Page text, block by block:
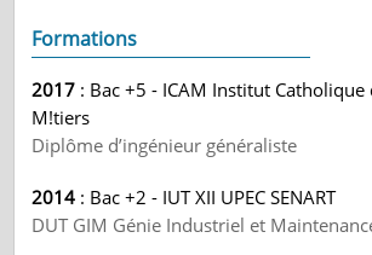
Formations
2017 : Bac +5 - ICAM Institut Catholique
M!tiers
Diplôme d’ingénieur généraliste
2014 : Bac +2 - IUT XII UPEC SENART
DUT GIM Génie Industriel et